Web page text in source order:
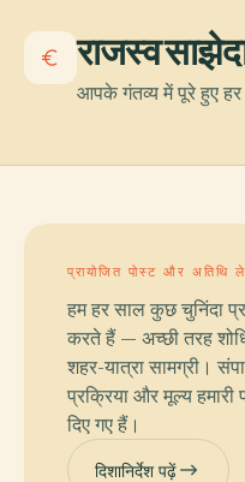
राजस्व
आपके गंतव्य में पूरे हुए
प्रायोजित पोस्ट और अतिथि
हम हर साल कुछ चुनिंदा
करते हैं — अच्छी तरह
शहर-यात्रा सामग्री।
प्रक्रिया और मूल्य हमारी
दिए गए हैं।
दिशानिर्देश पढ़ें